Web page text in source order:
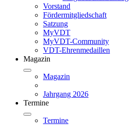
Vorstand
Fördermitgliedschaft
Satzung
MyVDT
MyVDT-Community
VDT-Ehrenmedaillen
Magazin
Magazin
Jahrgang 2026
Termine
Termine